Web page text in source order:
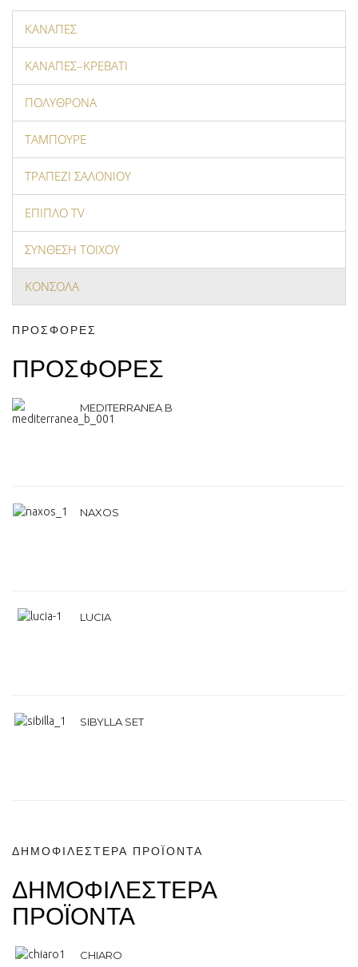
ΚΑΝΑΠΕΣ
ΚΑΝΑΠΕΣ–ΚΡΕΒΑΤΙ
ΠΟΛΥΘΡΟΝΑ
ΤΑΜΠΟΥΡΕ
ΤΡΑΠΕΖΙ ΣΑΛΟΝΙΟΥ
ΕΠΙΠΛΟ ΤV
ΣΥΝΘΕΣΗ ΤΟΙΧΟΥ
ΚΟΝΣΟΛΑ
ΠΡΟΣΦΟΡΕΣ
ΠΡΟΣΦΟΡΕΣ
MEDITERRANEA B
NAXOS
LUCIA
SIBYLLA SET
ΔΗΜΟΦΙΛΕΣΤΕΡΑ ΠΡΟΪΟΝΤΑ
ΔΗΜΟΦΙΛΕΣΤΕΡΑ
ΠΡΟΪΟΝΤΑ
CHIARO